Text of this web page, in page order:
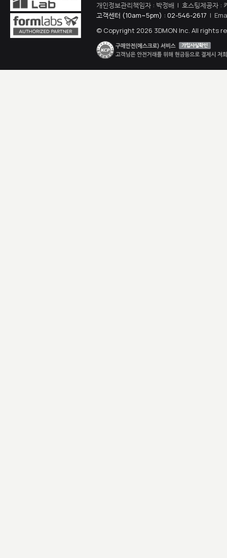
개인정보관리책임자 : 박정배 | 호스팅제공자 :
고객센터 (10am~5pm) : 02-546-2617 |
© Copyright 2026 3DMON Inc. All rights